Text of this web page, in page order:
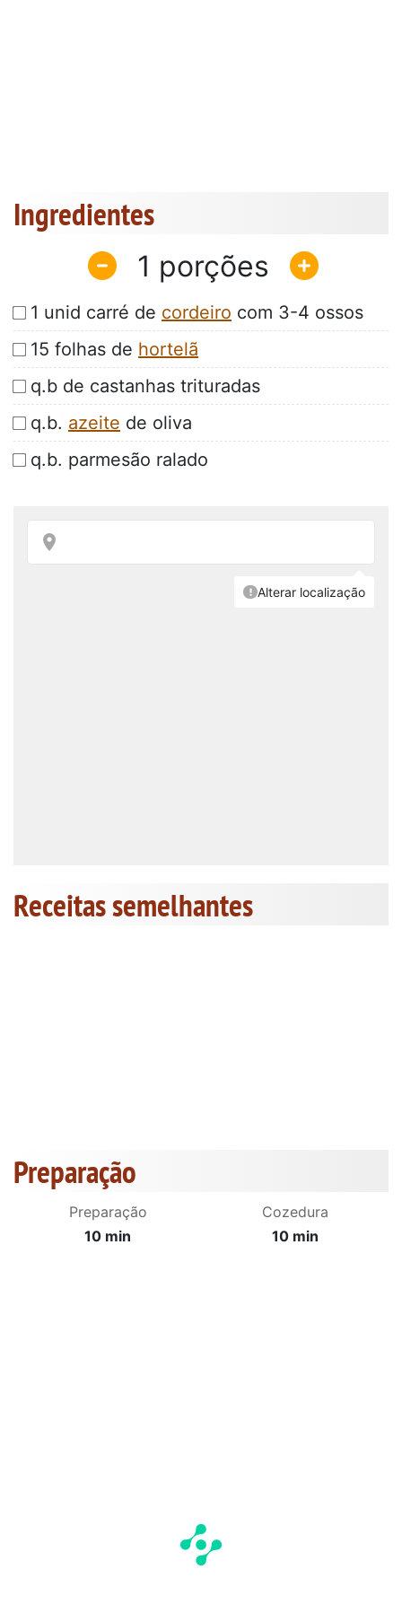
Ingredientes
1
1 unid carré de cordeiro com 3-4 ossos
15 folhas de hortelã
q.b de castanhas trituradas
q.b. azeite de oliva
q.b. parmesão ralado
Receitas semelhantes
Preparação
Preparação
10 min
Cozedura
10 min